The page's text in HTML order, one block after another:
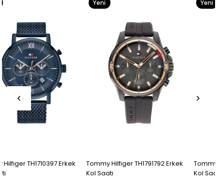
Tommy Hilfiger TH1791792 Erkek
Tommy Hilfiger TH1710396 Erkek